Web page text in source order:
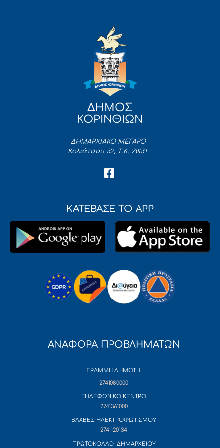
ΔΗΜΟΣ
ΚΟΡΙΝΘΙΩΝ
ΔΗΜΑΡΧΙΑΚΟ ΜΕΓΑΡΟ
Κολιάτσου 32, Τ.Κ. 20131
ΚΑΤΕΒΑΣΕ ΤΟ APP
ΑΝΑΦΟΡΑ ΠΡΟΒΛΗΜΑΤΩΝ
ΓΡΑΜΜΗ ΔΗΜΟΤΗ
2741080000
ΤΗΛΕΦΩΝΙΚΟ ΚΕΝΤΡΟ
2741361000
ΒΛΑΒΕΣ ΗΛΕΚΤΡΟΦΩΤΙΣΜΟΥ
2741120134
ΠΡΩΤΟΚΟΛΛΟ ΔΗΜΑΡΧΕΙΟΥ